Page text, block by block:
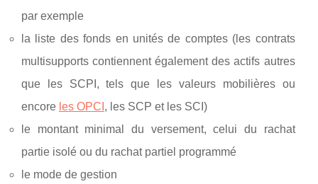
par exemple
la liste des fonds en unités de comptes (les contrats
multisupports contiennent également des actifs autres
que les SCPI, tels que les valeurs mobilières ou
encore les OPCI , les SCP et les SCI)
le montant minimal du versement, celui du rachat
partie isolé ou du rachat partiel programmé
le mode de gestion